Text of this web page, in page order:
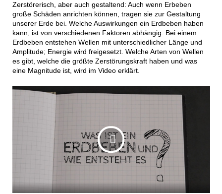
Zerstörerisch, aber auch gestaltend: Auch wenn Erbeben
große Schäden anrichten können, tragen sie zur Gestaltung
unserer Erde bei. Welche Auswirkungen ein Erdbeben haben
kann, ist von verschiedenen Faktoren abhängig. Bei einem
Erdbeben entstehen Wellen mit unterschiedlicher Länge und
Amplitude; Energie wird freigesetzt. Welche Arten von Wellen
es gibt, welche die größte Zerstörungskraft haben und was
eine Magnitude ist, wird im Video erklärt.